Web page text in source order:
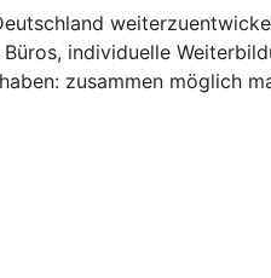
individuelle
zusammen möglich